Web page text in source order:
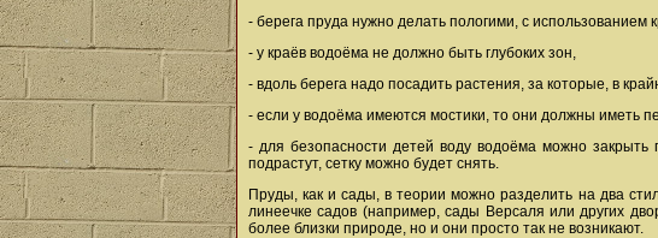
- берега пруда нужно делать пологими, с использованием
- у краёв водоёма не должно быть глубоких зон,
- вдоль берега надо посадить растения, за которые, в
- если у водоёма имеются мостики, то они должны иметь
- для безопасности детей воду водоёма можно закрыть
подрастут, сетку можно будет снять.
Пруды, как и сады, в теории можно разделить на два
линеечке садов (например, сады Версаля или других
более близки природе, но и они просто так не возникают.